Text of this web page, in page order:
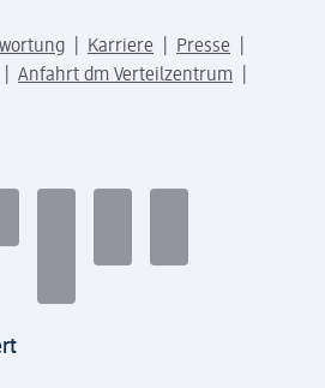
Karriere
Presse
Anfahrt dm Verteilzentrum